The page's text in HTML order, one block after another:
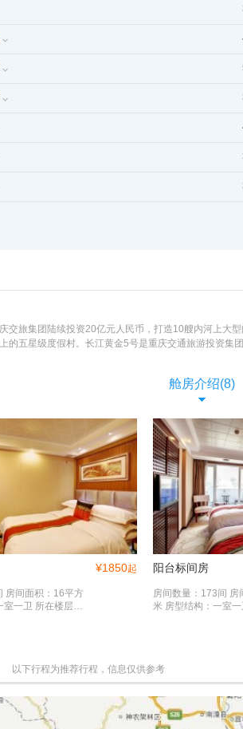
交旅集团陆续投资20亿元人民币，打造10艘内河上大
的五星级度假村。长江黄金5号是重庆交通旅游投资集
舱房介绍(8)
¥1850起
房间面积：16平方
一卫 所在楼层：3
阳台标间房
房间数量：173间 房
米 房型结构：一室
以下行程为推荐行程，信息仅供参考